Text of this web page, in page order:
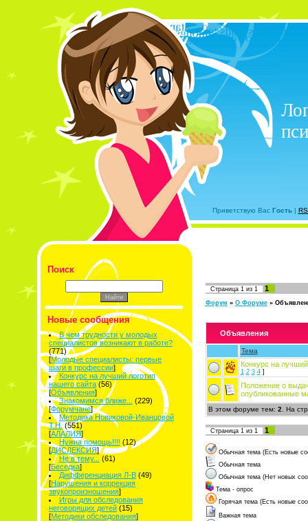
Приветствую Вас Гость|
Поиск
Новые сообщения
В чем трудности у молодых
специалистов возникают в работе?
(771)
[Молодые специалисты: первые
шаги в профессии]
Конкурс на лучший логотип
нашего сайта (56)
[Объявления]
Знакомимся ближе...
(229)
[Форумчане]
Методика Новиковой-Иванцовой
Т.Н. (551)
[АЛАЛИЯ]
Нужна помощь!!!! (12)
[ДИСЛЕКСИЯ]
Не в тему...
(61)
[Беседка]
Дифференциация Л-В (49)
[Нарушения и коррекция
звукопроизношения]
Игры для обследования
неговорящих детей (15)
[Методики обследования]
Страница 1из 1 1
Форум » О Форуме »
Объявления
Тема
Конкурс на
1 2 3 4]
Положение о
опубликованные
В этом форуме тем: 2 . На
Страница 1из 1 1
Обычная тема (Есть новые
Обычная тема
Обычная тема (Нет новых
Тема - опрос
Горячая тема (Есть новые
Важная тема